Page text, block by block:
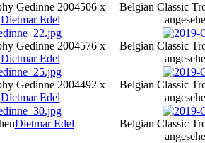
Gedinne 2004506 x
Dietmar Edel
Belgian Classic
Gedinne 2004576 x
Dietmar Edel
Belgian Classic
Gedinne 2004492 x
Dietmar Edel
Belgian Classic
Dietmar Edel
Belgian Classic